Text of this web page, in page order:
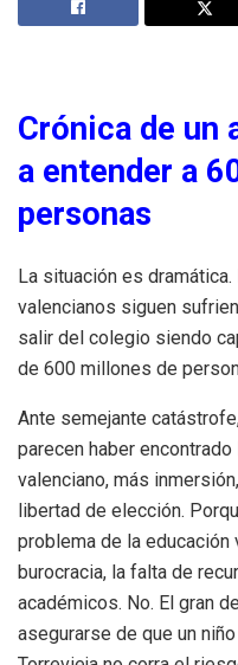
Crónica de un
a entender a
personas
La situación es
valencianos siguen
salir del colegio siendo
de 600 millones de
Ante semejante
parecen haber
valenciano, más
libertad de elección.
problema de la educación
burocracia, la falta de
académicos. No. El gran
asegurarse de que un